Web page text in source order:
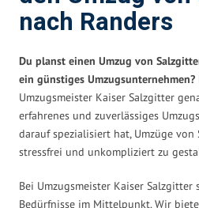
nach Randers
Du planst einen Umzug von
ein günstiges Umzugsunternehmen?
Umzugsmeister Kaiser Salzgitter
erfahrenes und zuverlässiges
darauf spezialisiert hat, Umzüge von
stressfrei und unkompliziert zu
Bei Umzugsmeister Kaiser
Bedürfnisse im Mittelpunkt. Wir